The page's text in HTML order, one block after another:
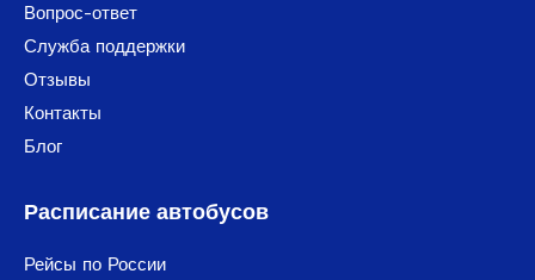
Вопрос-ответ
Служба поддержки
Отзывы
Контакты
Блог
Расписание автобусов
Рейсы по России